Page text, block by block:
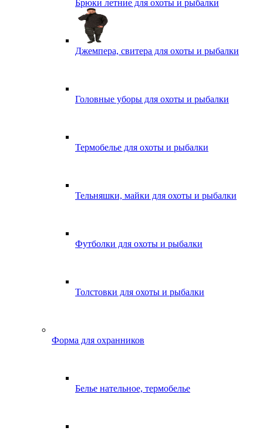
Брюки летние для охоты и рыбалки
Джемпера, свитера для охоты и рыбалки
Головные уборы для охоты и рыбалки
Термобелье для охоты и рыбалки
Тельняшки, майки для охоты и рыбалки
Футболки для охоты и рыбалки
Толстовки для охоты и рыбалки
Форма для охранников
Белье нательное, термобелье